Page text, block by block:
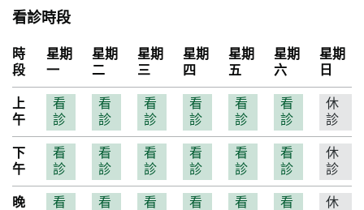
看診時段
時
段
星期
一
星期
二
星期
三
星期
四
星期
五
星期
六
星期
日
上
午
看
診
看
診
看
診
看
診
看
診
看
診
休
診
下
午
看
診
看
診
看
診
看
診
看
診
看
診
休
診
晚
看
看
看
看
看
看
休